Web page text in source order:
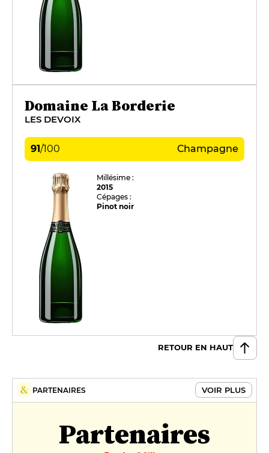
Domaine La Borderie
LES DEVOIX
91/100 Champagne
Millésime :
2015
Cépages :
Pinot noir
RETOUR EN HAUT
PARTENAIRES VOIR PLUS
Partenaires